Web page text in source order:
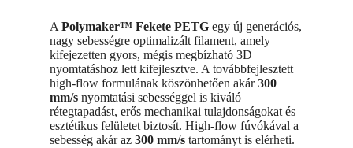
A Polymaker™ Fekete PETG egy új generációs,
nagy sebességre optimalizált filament, amely
kifejezetten gyors, mégis megbízható 3D
nyomtatáshoz lett kifejlesztve. A továbbfejlesztett
high-flow formulának köszönhetően akár300
mm/s nyomtatási sebességgel is kiváló
rétegtapadást, erős mechanikai tulajdonságokat és
esztétikus felületet biztosít. High-flow fúvókával a
sebesség akár az 300 mm/s tartományt is elérheti.